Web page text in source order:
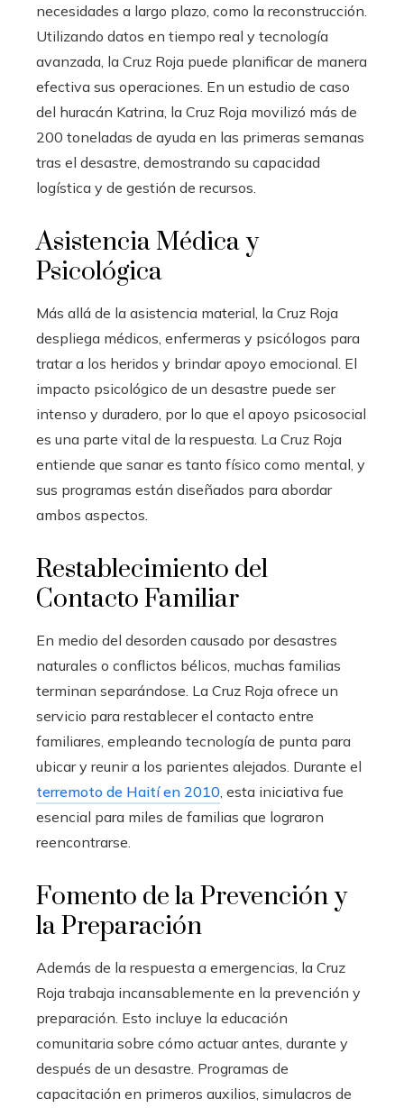
necesidades a largo plazo, como la reconstrucción.
Utilizando datos en tiempo real y tecnología
avanzada, la Cruz Roja puede planificar de manera
efectiva sus operaciones. En un estudio de caso
del huracán Katrina, la Cruz Roja movilizó más de
200 toneladas de ayuda en las primeras semanas
tras el desastre, demostrando su capacidad
logística y de gestión de recursos.
Asistencia Médica y
Psicológica
Más allá de la asistencia material, la Cruz Roja
despliega médicos, enfermeras y psicólogos para
tratar a los heridos y brindar apoyo emocional. El
impacto psicológico de un desastre puede ser
intenso y duradero, por lo que el apoyo psicosocial
es una parte vital de la respuesta. La Cruz Roja
entiende que sanar es tanto físico como mental, y
sus programas están diseñados para abordar
ambos aspectos.
Restablecimiento del
Contacto Familiar
En medio del desorden causado por desastres
naturales o conflictos bélicos, muchas familias
terminan separándose. La Cruz Roja ofrece un
servicio para restablecer el contacto entre
familiares, empleando tecnología de punta para
ubicar y reunir a los parientes alejados. Durante el
terremoto de Haití en 2010 , esta iniciativa fue
esencial para miles de familias que lograron
reencontrarse.
Fomento de la Prevención y
la Preparación
Además de la respuesta a emergencias, la Cruz
Roja trabaja incansablemente en la prevención y
preparación. Esto incluye la educación
comunitaria sobre cómo actuar antes, durante y
después de un desastre. Programas de
capacitación en primeros auxilios, simulacros de